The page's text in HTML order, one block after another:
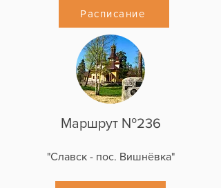
Расписание
Маршрут №236
"Славск - пос. Вишнёвка"